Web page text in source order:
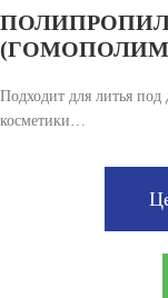
Подходит для литья под
косметики…